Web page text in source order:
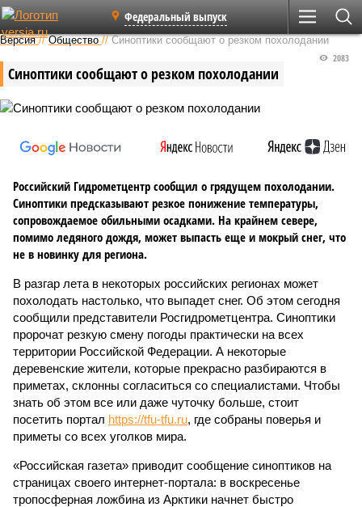
Федеральный выпуск
Версия //Общество //Синоптики сообщают о резком похолодании
Синоптики сообщают о резком похолодании
2083
Российский Гидрометцентр сообщил о грядущем похолодании.
Синоптики предсказывают резкое понижение температуры,
сопровождаемое обильными осадками. На крайнем севере,
помимо ледяного дождя, может выпасть еще и мокрый снег, что
не в новинку для региона.
В разгар лета в некоторых российских регионах может
похолодать настолько, что выпадет снег. Об этом сегодня
сообщили представители Росгидрометцентра. Синоптики
пророчат резкую смену погоды практически на всех
территории Российской Федерации. А некоторые
деревенские жители, которые прекрасно разбираются в
приметах, склонны согласиться со специалистами. Чтобы
знать об этом все или даже чуточку больше, стоит
посетить портал https://tfu-tfu.ru, где собраны поверья и
приметы со всех уголков мира.
«Российская газета» приводит сообщение синоптиков на
страницах своего интернет-портала: в воскресенье
тропосферная ложбина из Арктики начнет быстро